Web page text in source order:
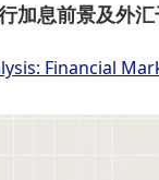
加息前景及外
Financial